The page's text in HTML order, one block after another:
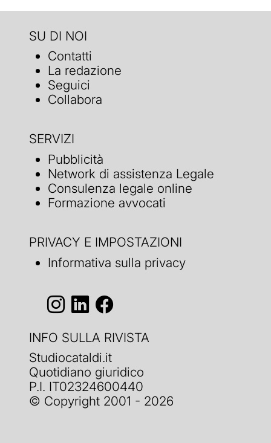
SU DI NOI
Contatti
La redazione
Seguici
Collabora
SERVIZI
Pubblicità
Network di assistenza Legale
Consulenza legale online
Formazione avvocati
PRIVACY E IMPOSTAZIONI
Informativa sulla privacy
INFO SULLA RIVISTA
Studiocataldi.it
Quotidiano giuridico
P.I. IT02324600440
© Copyright 2001 - 2026